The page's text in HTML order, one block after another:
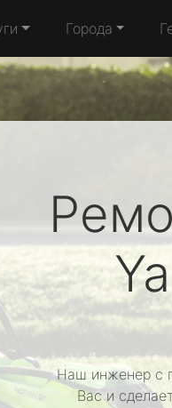
Города
Наш инженер с
Вас и